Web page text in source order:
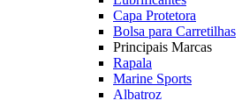
Capa Protetora
Bolsa para Carretilhas
Principais Marcas
Rapala
Marine Sports
Albatroz